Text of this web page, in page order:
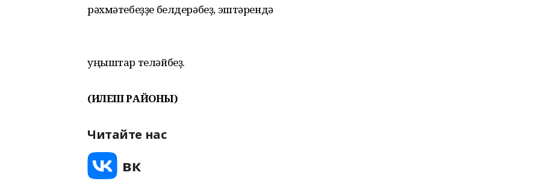
рәхмәтебеҙҙе белдерәбеҙ, эштәрендә
уңыштар теләйбеҙ.
(ИЛЕШ РАЙОНЫ)
Читайте нас